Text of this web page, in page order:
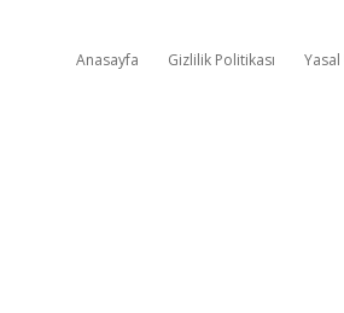
Anasayfa Gizlilik Politikası Yasal